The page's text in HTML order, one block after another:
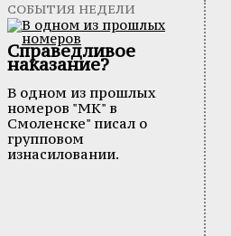
СОБЫТИЯ НЕДЕЛИ
Справедливое
наказание?
В одном из прошлых
номеров "МК" в
Смоленске" писал о
групповом
изнасиловании.